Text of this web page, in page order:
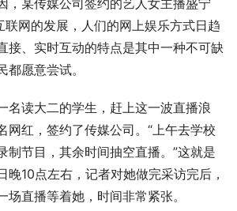
，某传媒公司签约的艺人女主播盛宁
网的发展，人们的网上娱乐方式日趋
接、实时互动的特点是其中一种不可缺
都愿意尝试。
名读大二的学生，赶上这一波直播浪
网红，签约了传媒公司。“上午去学校
制节目，其余时间抽空直播。”这就是
晚10点左右，记者对她做完采访完后，
场直播等着她，时间非常紧张。